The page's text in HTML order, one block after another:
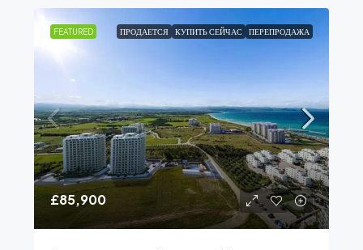
FEATURED ПРОДАЕТСЯ КУПИТЬ СЕЙЧАС ПЕРЕПРОДАЖА
£85,900